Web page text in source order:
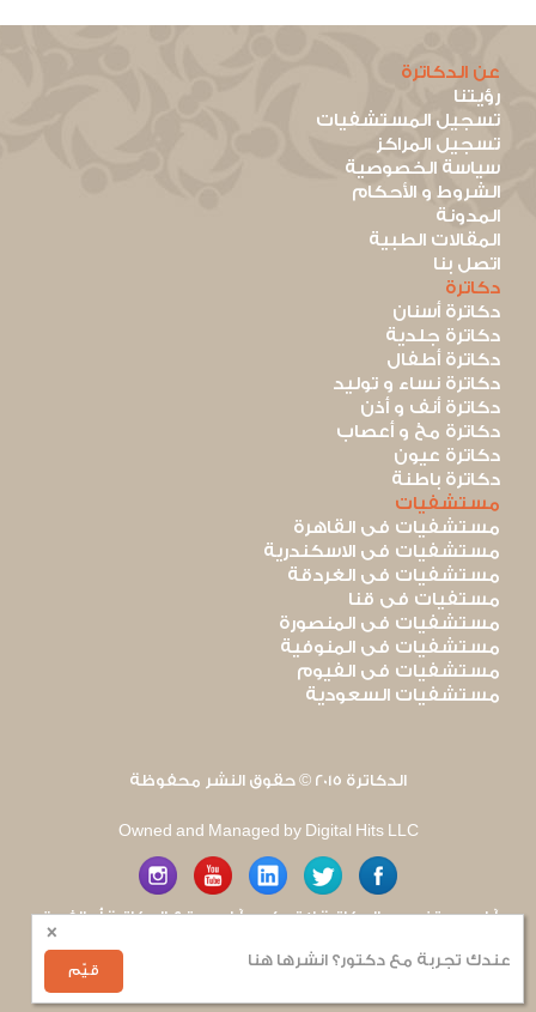
×
قيّم
عندك تجربة مع دكتور؟ انشرها هنا
عن الدكاترة
رؤيتنا
تسجيل المستشفيات
تسجيل المراكز
سياسة الخصوصية
الشروط و الأحكام
المدونة
المقالات الطبية
اتصل بنا
دكاترة
دكاترة أسنان
دكاترة جلدية
دكاترة أطفال
دكاترة نساء و توليد
دكاترة أنف و أذن
دكاترة مخ و أعصاب
دكاترة عيون
دكاترة باطنة
مستشفيات
مستشفيات فى القاهرة
مستشفيات فى الاسكندرية
مستشفيات فى الغردقة
مستفيات فى قنا
مستشفيات فى المنصورة
مستشفيات فى المنوفية
مستشفيات فى الفيوم
مستشفيات السعودية
الدكاترة 2015 © حقوق النشر محفوظة
Owned and Managed by Digital Hits LLC
آراء مستخدمى الدكاترة لا تعكس آراء موقع الدكاترة أو الفريق
العامل به. يتم بذل قصارى الجهد لضمان منع نشر أى اساءة أو
هجوم شخصى.للإبلاغ عن أى إساءة